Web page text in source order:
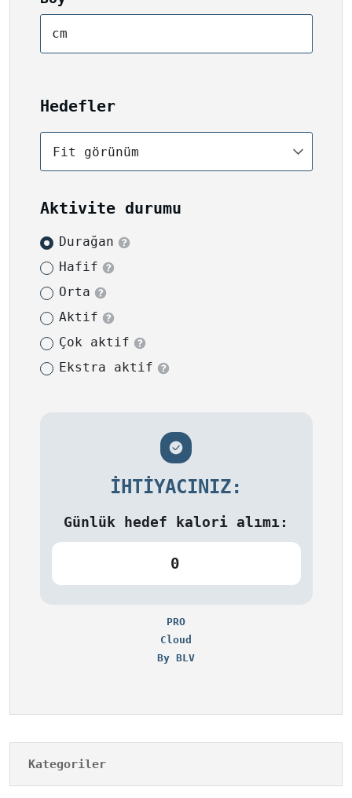
cm
Hedefler
Fit görünüm
Aktivite durumu
Durağan
Hafif
Orta
Aktif
Çok aktif
Ekstra aktif
İHTIYACINIZ:
Günlük hedef kalori alımı:
0
PRO
Cloud
By BLV
Kategoriler